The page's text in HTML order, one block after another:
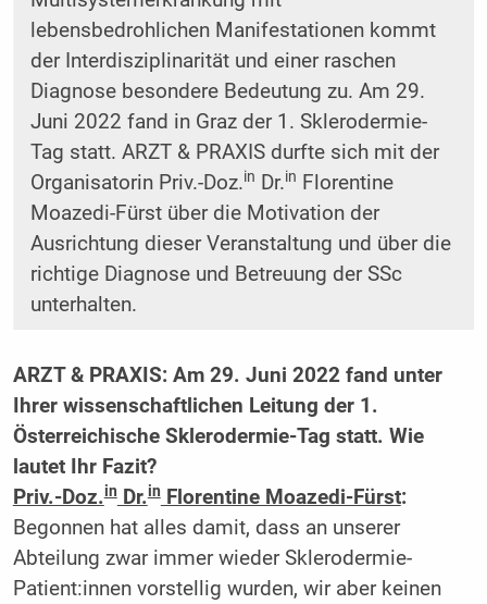
lebensbedrohlichen Manifestationen kommt
der Interdisziplinarität und einer raschen
Diagnose besondere Bedeutung zu. Am 29.
Juni 2022 fand in Graz der 1. Sklerodermie-
Tag statt. ARZT & PRAXIS durfte sich mit der
Organisatorin Priv.-Doz.in Dr.in Florentine
Moazedi-Fürst über die Motivation der
Ausrichtung dieser Veranstaltung und über die
richtige Diagnose und Betreuung der SSc
unterhalten.
ARZT & PRAXIS: Am 29. Juni 2022 fand unter
Ihrer wissenschaftlichen Leitung der 1.
Österreichische Sklerodermie-Tag statt. Wie
lautet Ihr Fazit?
Priv.-Doz.inDr.inFlorentine Moazedi-Fürst:
Begonnen hat alles damit, dass an unserer
Abteilung zwar immer wieder Sklerodermie-
Patient:innen vorstellig wurden, wir aber keinen